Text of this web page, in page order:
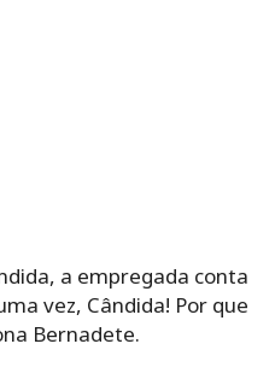
a empregada conta
vez, Cândida! Por que
Bernadete.